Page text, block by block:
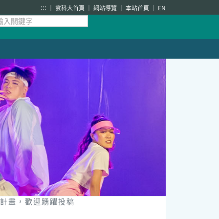
::: 雲科大首頁 網站導覽 本站首頁 EN
畫，歡迎踴躍投稿